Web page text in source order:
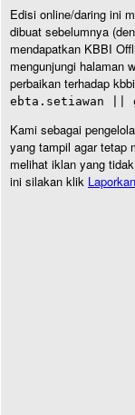
Edisi online/daring ini
dibuat sebelumnya
mendapatkan KBBI
mengunjungi halaman
perbaikan terhadap
ebta.setiawan ||
Kami sebagai
yang tampil agar tetap
melihat iklan yang
ini silakan klik